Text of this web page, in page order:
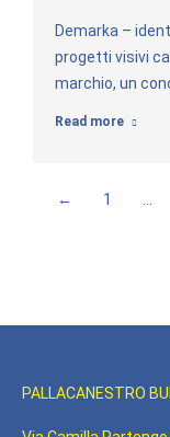
Demarka –
progetti visivi
marchio, un
Read more
← 1
PALLACANESTRO